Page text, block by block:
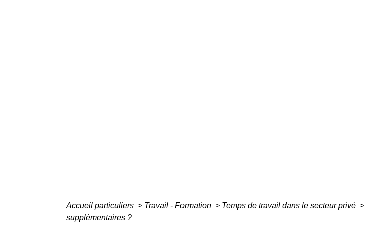
Accueil particuliers > Travail - Formation > Temps de travail dans le secteur privé >
supplémentaires ?